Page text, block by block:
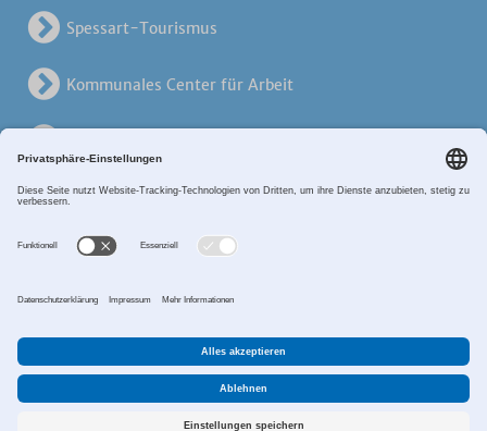
Spessart-Tourismus
Kommunales Center für Arbeit
Alten- und Pflegezentren
Breitband MKK
Impressum
Cookie-Einstellungen